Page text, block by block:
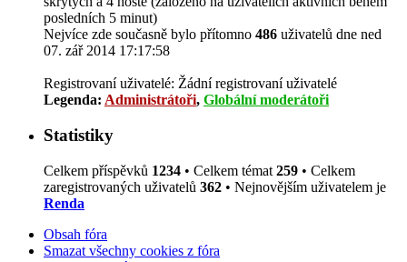
posledních 5 minut)
Nejvíce zde současně bylo přítomno 486 uživatelů dne ned
07. zář 2014 17:17:58
Registrovaní uživatelé: Žádní registrovaní uživatelé
Legenda: Administrátoři, Globální moderátoři
Statistiky
Celkem příspěvků 1234 • Celkem témat 259 • Celkem
zaregistrovaných uživatelů 362 • Nejnovějším uživatelem je
Renda
Obsah fóra
Smazat všechny cookies z fóra